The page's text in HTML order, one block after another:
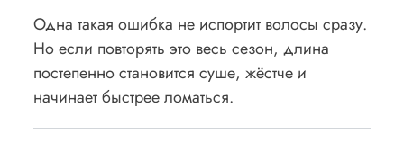
Одна такая ошибка не испортит волосы сразу.
Но если повторять это весь сезон, длина
постепенно становится суше, жёстче и
начинает быстрее ломаться.